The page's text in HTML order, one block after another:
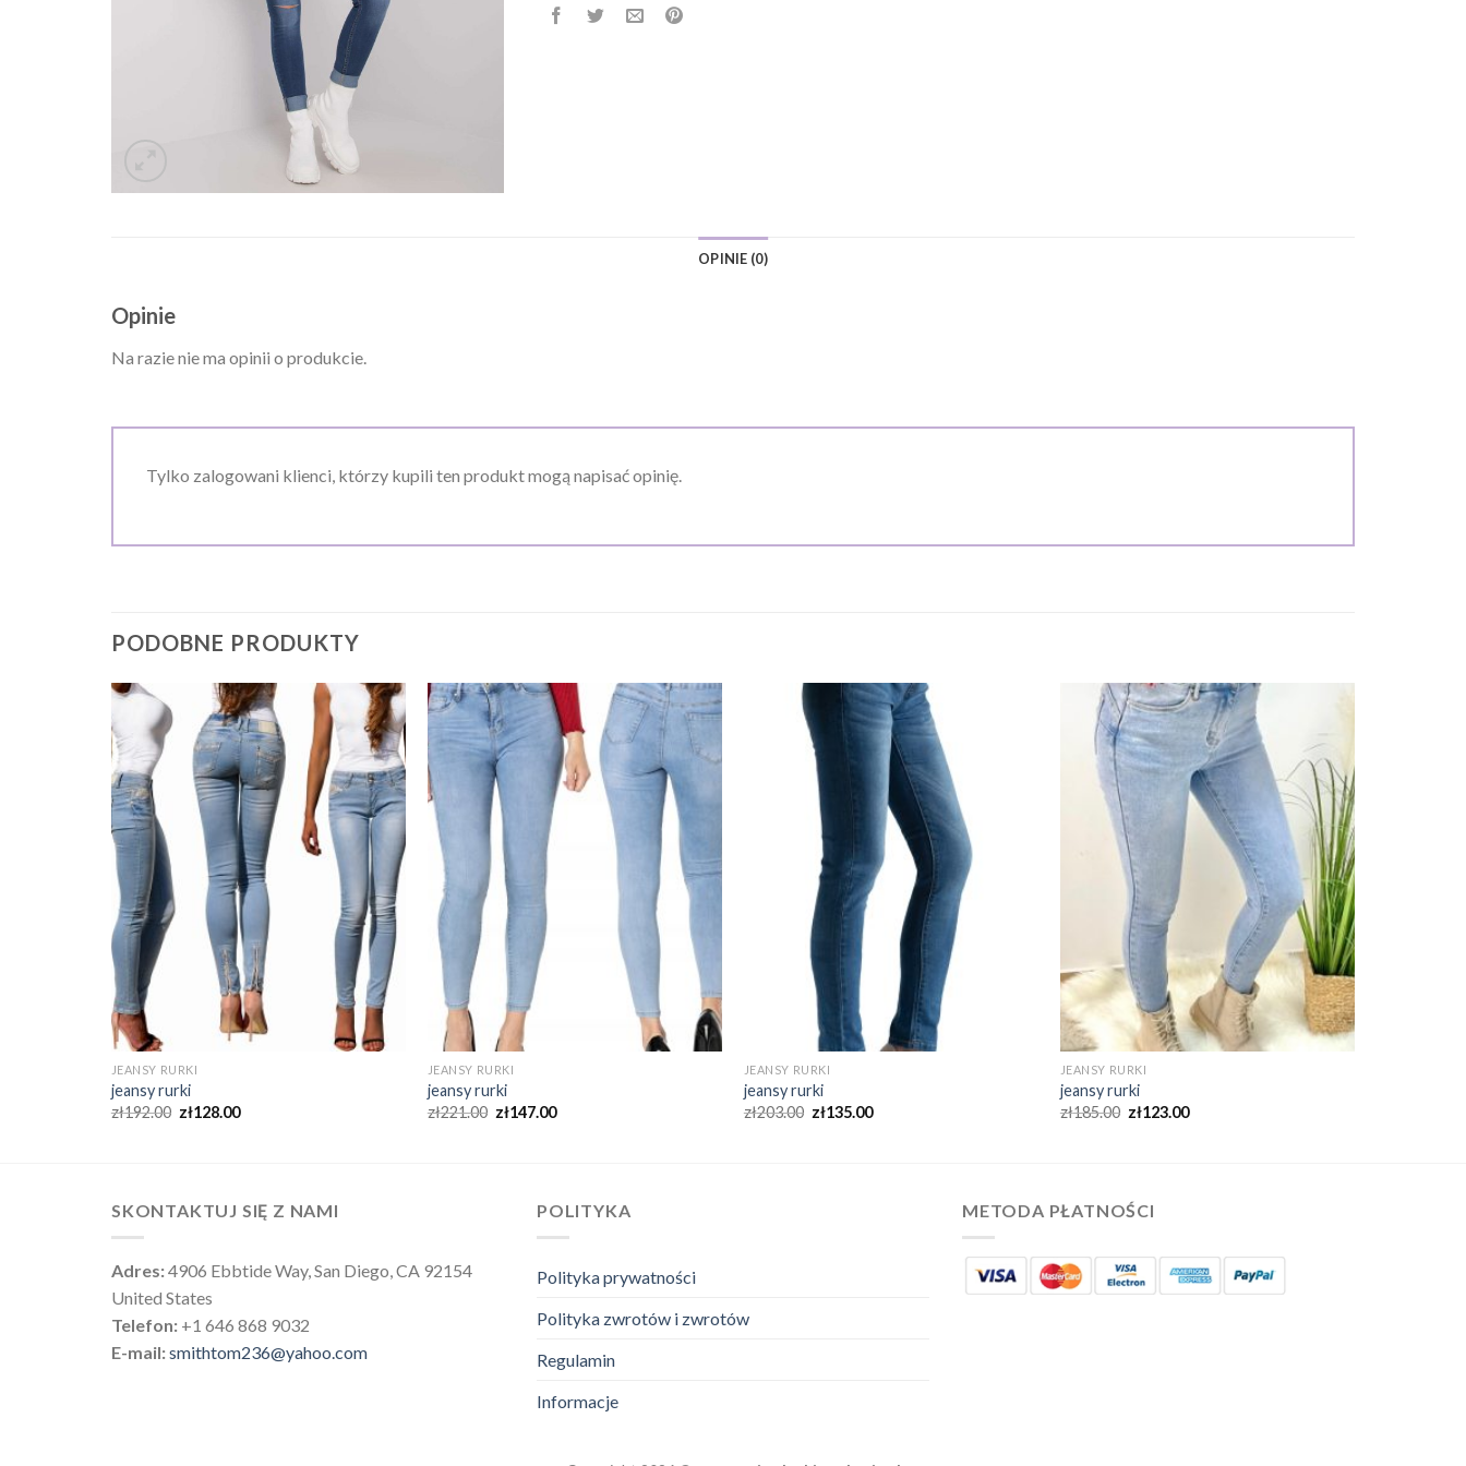
OPINIE (0)
Opinie
Na razie nie ma opinii o produkcie.
Tylko zalogowani klienci, którzy kupili ten produkt mogą napisać opinię.
PODOBNE PRODUKTY
JEANSY RURKI
jeansy rurki
zł192.00 zł128.00
JEANSY RURKI
jeansy rurki
zł221.00 zł147.00
JEANSY RURKI
jeansy rurki
zł203.00 zł135.00
JEANSY RURKI
jeansy rurki
zł185.00 zł123.00
SKONTAKTUJ SIĘ Z NAMI
Adres:4906 Ebbtide Way, San Diego, CA 92154
United States
Telefon: +1 646 868 9032
E-mail:smithtom236@yahoo.com
POLITYKA
Polityka prywatności
Polityka zwrotów i zwrotów
Regulamin
Informacje
METODA PŁATNOŚCI